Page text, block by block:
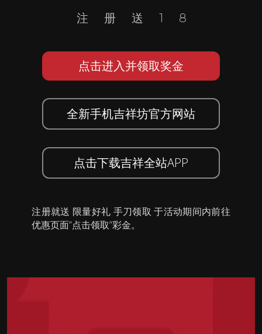
注册送18
点击进入并领取奖金
全新手机吉祥坊官方网站
点击下载吉祥全站APP
注册就送 限量好礼 手刀领取 于活动期间内前往
优惠页面”点击领取”彩金。